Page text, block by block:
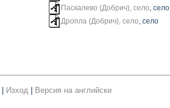
Паскалево (Добрич), село, село
Дропла (Добрич), село, село
Изход Версия на английски